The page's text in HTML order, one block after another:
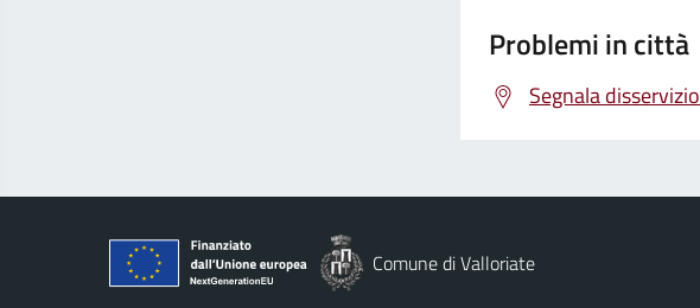
Problemi in città
Segnala disservizio
Comune di Valloriate